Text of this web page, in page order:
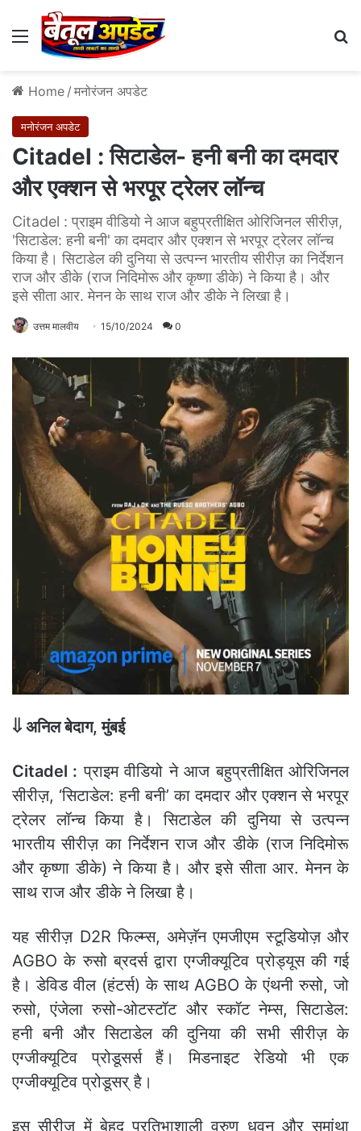
Menu
Home / मनोरंजन अपडेट
मनोरंजन अपडेट
Citadel : सिटाडेल- हनी बनी का दमदार
और एक्शन से भरपूर ट्रेलर लॉन्च
Citadel : प्राइम वीडियो ने आज बहुप्रतीक्षित ओरिजिनल सीरीज़,
'सिटाडेल: हनी बनी' का दमदार और एक्शन से भरपूर ट्रेलर लॉन्च
किया है। सिटाडेल की दुनिया से उत्पन्न भारतीय सीरीज़ का निर्देशन
राज और डीके (राज निदिमोरू और कृष्णा डीके) ने किया है। और
इसे सीता आर. मेनन के साथ राज और डीके ने लिखा है।
उत्तम मालवीय 15/10/2024 0
⇓ अनिल बेदाग, मुंबई
Citadel : प्राइम वीडियो ने आज बहुप्रतीक्षित ओरिजिनल
सीरीज़, ‘सिटाडेल: हनी बनी’ का दमदार और एक्शन से भरपूर
ट्रेलर लॉन्च किया है। सिटाडेल की दुनिया से उत्पन्न
भारतीय सीरीज़ का निर्देशन राज और डीके (राज निदिमोरू
और कृष्णा डीके) ने किया है। और इसे सीता आर. मेनन के
साथ राज और डीके ने लिखा है।
यह सीरीज़ D2R फिल्म्स, अमेज़ॅन एमजीएम स्टूडियोज़ और
AGBO के रुसो ब्रदर्स द्वारा एग्जीक्यूटिव प्रोड्यूस की गई
है। डेविड वील (हंटर्स) के साथ AGBO के एंथनी रुसो, जो
रुसो, एंजेला रुसो-ओटस्टॉट और स्कॉट नेम्स, सिटाडेल:
हनी बनी और सिटाडेल की दुनिया की सभी सीरीज़ के
एग्जीक्यूटिव प्रोडूसर्स हैं। मिडनाइट रेडियो भी एक
एग्जीक्यूटिव प्रोडूसर् है।
इस सीरीज़ में बेहद प्रतिभाशाली वरुण धवन और समांथा